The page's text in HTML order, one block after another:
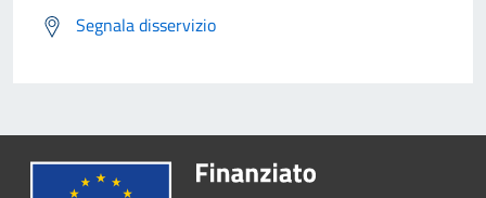
Segnala disservizio